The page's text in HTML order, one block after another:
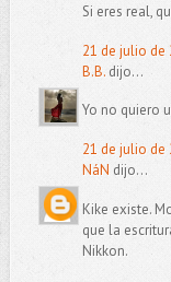
Si eres real,
21 de julio de
B.B.dijo...
Yo no quiero
21 de julio de
NáN dijo...
Kike existe.
que la
Nikkon.